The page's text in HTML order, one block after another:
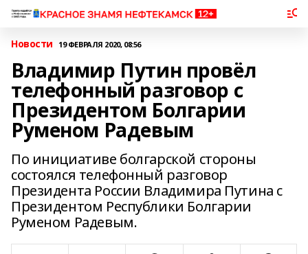
Новости 19 ФЕВРАЛЯ 2020, 08:56
Владимир Путин провёл
телефонный разговор с
Президентом Болгарии
Руменом Радевым
По инициативе болгарской стороны
состоялся телефонный разговор
Президента России Владимира Путина с
Президентом Республики Болгарии
Руменом Радевым.